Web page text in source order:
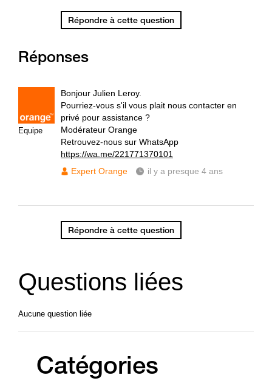
Répondre à cette question
Réponses
Equipe
Bonjour Julien Leroy.
Pourriez-vous s'il vous plait nous contacter en
privé pour assistance ?
Modérateur Orange
Retrouvez-nous sur WhatsApp
https://wa.me/221771370101
Expert Orange
il y a presque 4 ans
Répondre à cette question
Questions liées
Aucune question liée
Catégories